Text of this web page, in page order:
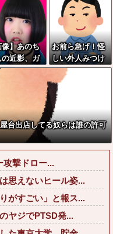
を切るだけ
万再生を
してしまう
、こう言
でいいんだ
w w w w w
たです」←これ
ほんまかぁ？w
w w w w w w w
像】あのち
の近影、ガ
終わる
お前ら急げ！怪
しい外人みつけ
たら法務省にタ
レコミしてみ
ろ！意外と仕事
するぞ？
台出店してる奴らは誰の許可
撃ドロー...
思えないヒール姿...
がすごい」と報ス...
ヤジでPTSD発...